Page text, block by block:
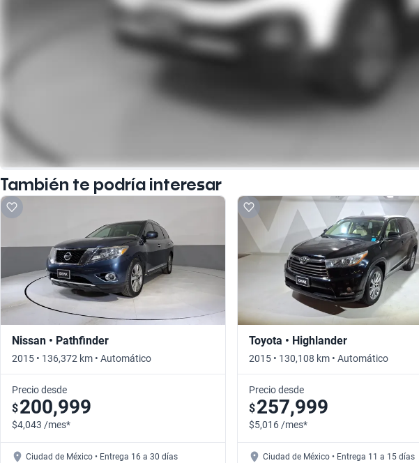
También te podría interesar
Nissan • Pathfinder
2015 • 136,372 km • Automático
Precio desde
$200,999
$4,043 /mes*
Ciudad de México • Entrega 16 a 30 días
Toyota • Highlander
2015 • 130,108 km • Automático
Precio desde
$257,999
$5,016 /mes*
Ciudad de México • Entrega 11 a 15 días